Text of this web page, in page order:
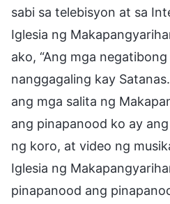
sabi sa telebisyon at sa
Iglesia ng
ako, “Ang mga
nanggagaling kay
ang mga salita ng
ang pinapanood ko ay
ng koro, at video ng
Iglesia ng
pinapanood ang